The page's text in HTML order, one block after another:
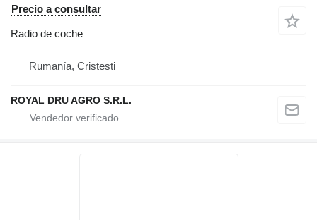
Precio a consultar
Radio de coche
Rumanía, Cristesti
ROYAL DRU AGRO S.R.L.